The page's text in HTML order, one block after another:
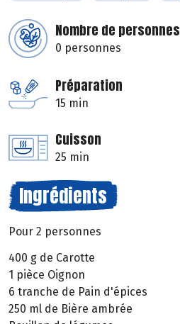
Nombre de personnes
0 personnes
Préparation
15 min
Cuisson
25 min
Ingrédients
Pour 2 personnes
400 g de Carotte
1 pièce Oignon
6 tranche de Pain d'épices
250 ml de Bière ambrée